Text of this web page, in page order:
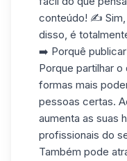
conteúdo! ✍️ Sim,
disso, é
➡️ Porquê
Porque partilhar
formas mais
pessoas certas.
aumenta as suas
profissionais do
Também pode